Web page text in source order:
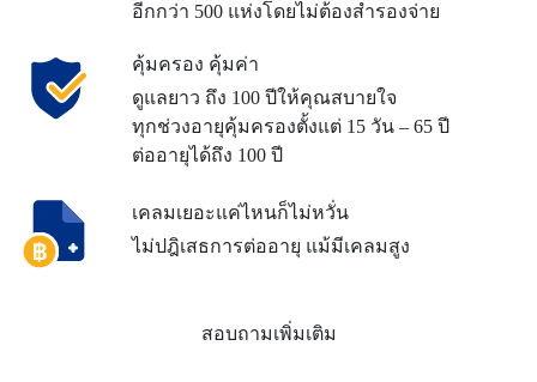
อีกกว่า 500 แห่งโดยไม่ต้องสำรองจ่าย
คุ้มครอง คุ้มค่า
ดูแลยาว ถึง 100 ปีให้คุณสบายใจ
ทุกช่วงอายุคุ้มครองตั้งแต่ 15 วัน – 65 ปี
ต่ออายุได้ถึง 100 ปี
เคลมเยอะแค่ไหนก็ไม่หวั่น
ไม่ปฎิเสธการต่ออายุ แม้มีเคลมสูง
สอบถามเพิ่มเติม